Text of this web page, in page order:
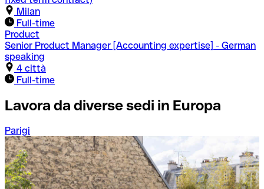
Milan
Full-time
Product
Senior Product Manager [Accounting expertise] - German
speaking
4 città
Full-time
Lavora da diverse sedi in Europa
Parigi